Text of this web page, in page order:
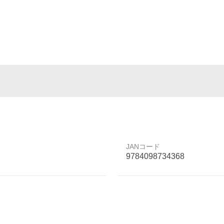
JANコード
9784098734368